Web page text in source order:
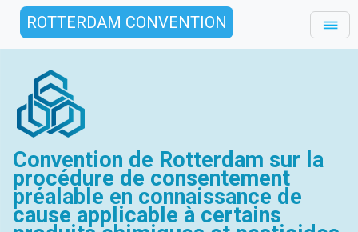
ROTTERDAM CONVENTION
Convention de Rotterdam sur la
procédure de consentement
préalable en connaissance de
cause applicable à certains